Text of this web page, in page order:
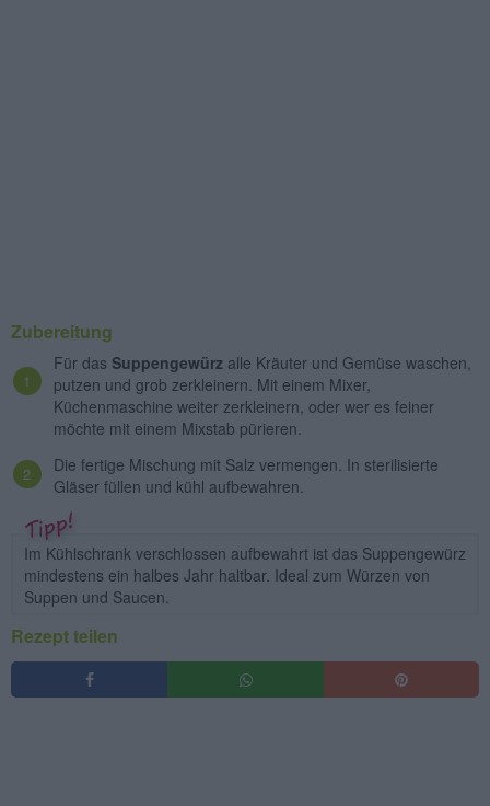
Zubereitung
Für das Suppengewürz alle Kräuter und Gemüse waschen,
putzen und grob zerkleinern. Mit einem Mixer,
Küchenmaschine weiter zerkleinern, oder wer es feiner
möchte mit einem Mixstab pürieren.
Die fertige Mischung mit Salz vermengen. In sterilisierte
Gläser füllen und kühl aufbewahren.
Im Kühlschrank verschlossen aufbewahrt ist das Suppengewürz
mindestens ein halbes Jahr haltbar. Ideal zum Würzen von
Suppen und Saucen.
Rezept teilen